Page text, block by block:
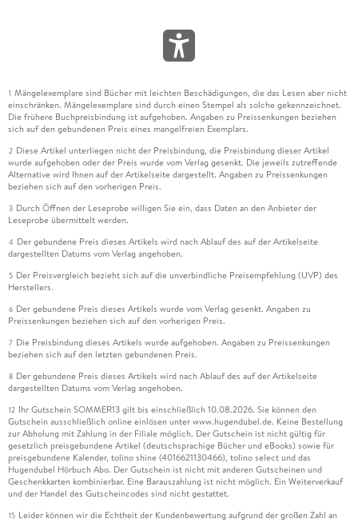
1 Mängelexemplare sind Bücher mit leichten Beschädigungen, die das Lesen aber nicht
einschränken. Mängelexemplare sind durch einen Stempel als solche gekennzeichnet.
Die frühere Buchpreisbindung ist aufgehoben. Angaben zu Preissenkungen beziehen
sich auf den gebundenen Preis eines mangelfreien Exemplars.
2 Diese Artikel unterliegen nicht der Preisbindung, die Preisbindung dieser Artikel
wurde aufgehoben oder der Preis wurde vom Verlag gesenkt. Die jeweils zutreffende
Alternative wird Ihnen auf der Artikelseite dargestellt. Angaben zu Preissenkungen
beziehen sich auf den vorherigen Preis.
3 Durch Öffnen der Leseprobe willigen Sie ein, dass Daten an den Anbieter der
Leseprobe übermittelt werden.
4 Der gebundene Preis dieses Artikels wird nach Ablauf des auf der Artikelseite
dargestellten Datums vom Verlag angehoben.
5 Der Preisvergleich bezieht sich auf die unverbindliche Preisempfehlung (UVP) des
Herstellers.
6 Der gebundene Preis dieses Artikels wurde vom Verlag gesenkt. Angaben zu
Preissenkungen beziehen sich auf den vorherigen Preis.
7 Die Preisbindung dieses Artikels wurde aufgehoben. Angaben zu Preissenkungen
beziehen sich auf den letzten gebundenen Preis.
8 Der gebundene Preis dieses Artikels wird nach Ablauf des auf der Artikelseite
dargestellten Datums vom Verlag angehoben.
12 Ihr Gutschein SOMMER13 gilt bis einschließlich 10.08.2026. Sie können den
Gutschein ausschließlich online einlösen unter www.hugendubel.de. Keine Bestellung
zur Abholung mit Zahlung in der Filiale möglich. Der Gutschein ist nicht gültig für
gesetzlich preisgebundene Artikel (deutschsprachige Bücher und eBooks) sowie für
preisgebundene Kalender, tolino shine (4016621130466), tolino select und das
Hugendubel Hörbuch Abo. Der Gutschein ist nicht mit anderen Gutscheinen und
Geschenkkarten kombinierbar. Eine Barauszahlung ist nicht möglich. Ein Weiterverkauf
und der Handel des Gutscheincodes sind nicht gestattet.
15 Leider können wir die Echtheit der Kundenbewertung aufgrund der großen Zahl an